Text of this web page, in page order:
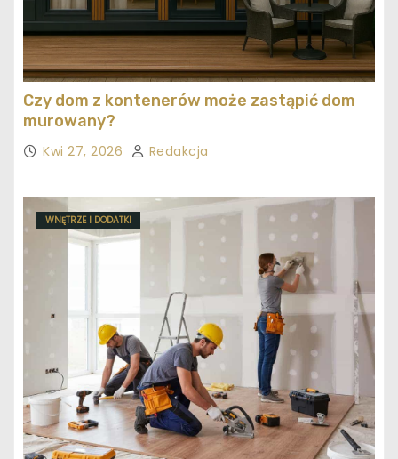
Czy dom z kontenerów może zastąpić dom
murowany?
Kwi 27, 2026 Redakcja
WNĘTRZE I DODATKI